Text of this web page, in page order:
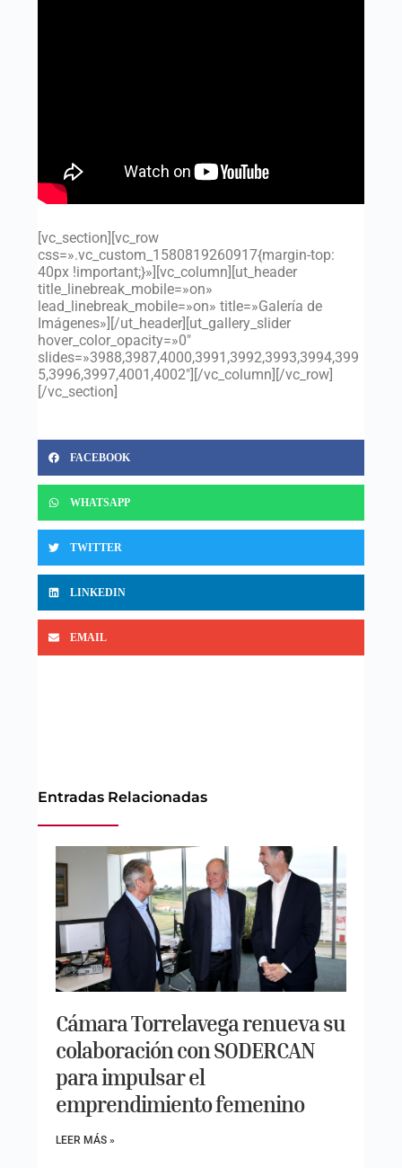
[vc_section][vc_row
css=».vc_custom_1580819260917{margin-top:
40px !important;}»][vc_column][ut_header
title_linebreak_mobile=»on»
lead_linebreak_mobile=»on» title=»Galería de
Imágenes»][/ut_header][ut_gallery_slider
hover_color_opacity=»0″
slides=»3988,3987,4000,3991,3992,3993,3994,399
5,3996,3997,4001,4002″][/vc_column][/vc_row]
[/vc_section]
FACEBOOK
WHATSAPP
TWITTER
LINKEDIN
EMAIL
Entradas Relacionadas
Cámara Torrelavega renueva su
colaboración con SODERCAN
para impulsar el
emprendimiento femenino
LEER MÁS »